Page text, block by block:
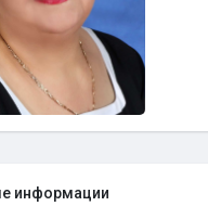
информации